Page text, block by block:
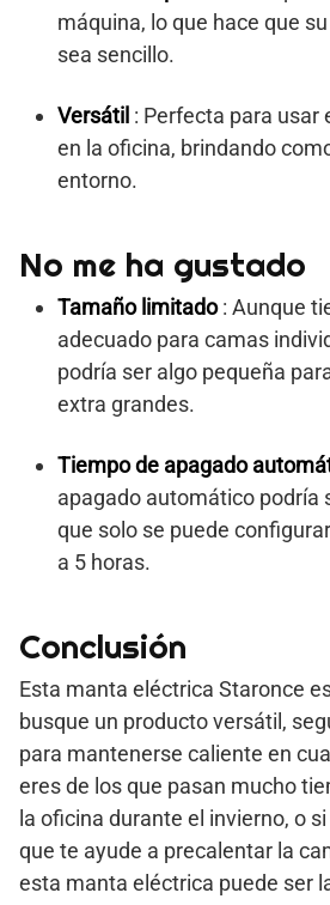
máquina, lo que hace que
sea sencillo.
Versátil : Perfecta para usar
en la oficina, brindando
entorno.
No me ha gustado
Tamaño limitado: Aunque
adecuado para camas
podría ser algo pequeña
extra grandes.
Tiempo de apagado
apagado automático podría
que solo se puede
a 5 horas.
Conclusión
Esta manta eléctrica Staronce
busque un producto versátil,
para mantenerse caliente en
eres de los que pasan mucho
la oficina durante el invierno, o
que te ayude a precalentar la
esta manta eléctrica puede ser